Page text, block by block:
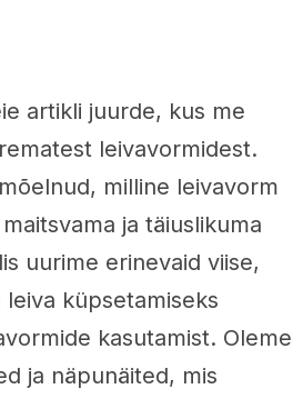
artikli juurde, kus me
leivavormidest.
milline leivavorm
ja täiuslikuma
uurime erinevaid viise,
leiva küpsetamiseks
kasutamist. Oleme
ja näpunäited, mis